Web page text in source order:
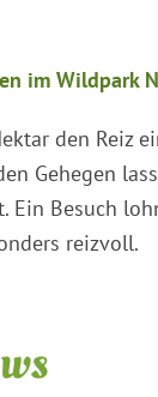
im Wildpark
den Reiz
Gehegen
Ein Besuch
reizvoll.